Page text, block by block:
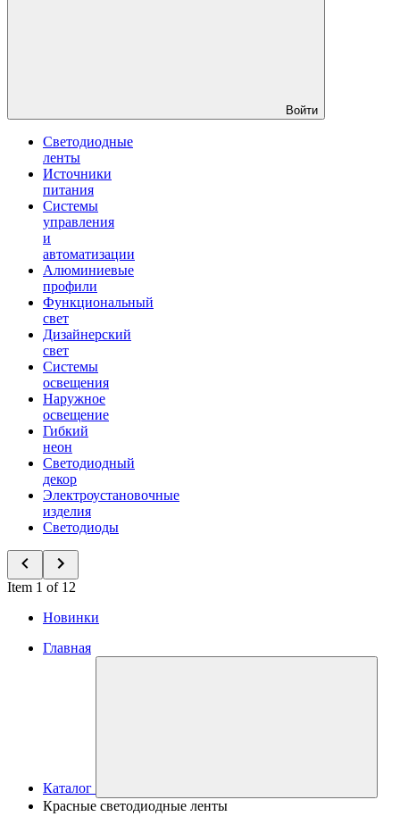
Войти
Светодиодные
ленты
Источники
питания
Системы
управления
и
автоматизации
Алюминиевые
профили
Функциональный
свет
Дизайнерский
свет
Системы
освещения
Наружное
освещение
Гибкий
неон
Светодиодный
декор
Электроустановочные
изделия
Светодиоды
Item 1 of 12
Новинки
Главная
Каталог
Красные светодиодные ленты